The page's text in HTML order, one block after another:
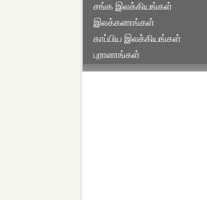
சங்க இலக்கியங்கள்
இலக்கணங்கள்
காப்பிய இலக்கியங்கள்
புராணங்கள்